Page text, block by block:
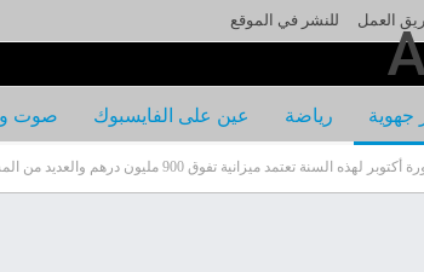
العمل للنشر في الموقع
جهوية رياضة عين على الفايسبوك صوت
تعتمد ميزانية تفوق 900 مليون درهم والعديد من المشاريع لدعم التنمية الشاملة